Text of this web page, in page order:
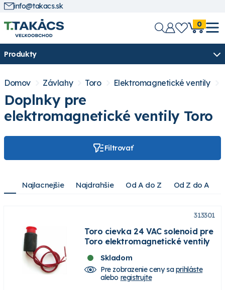
info@takacs.sk
0
Produkty
Domov Závlahy Toro Elektromagnetické ventily
Doplnky pre
elektromagnetické ventily Toro
Filtrovať
Najlacnejšie Najdrahšie Od A do Z Od Z do A
313301
Toro cievka 24 VAC solenoid pre
Toro elektromagnetické ventily
Skladom
Pre zobrazenie ceny saprihláste
alebo registrujte